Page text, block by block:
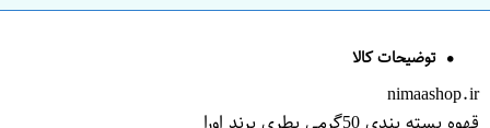
توضیحات کالا
nimaashop.ir